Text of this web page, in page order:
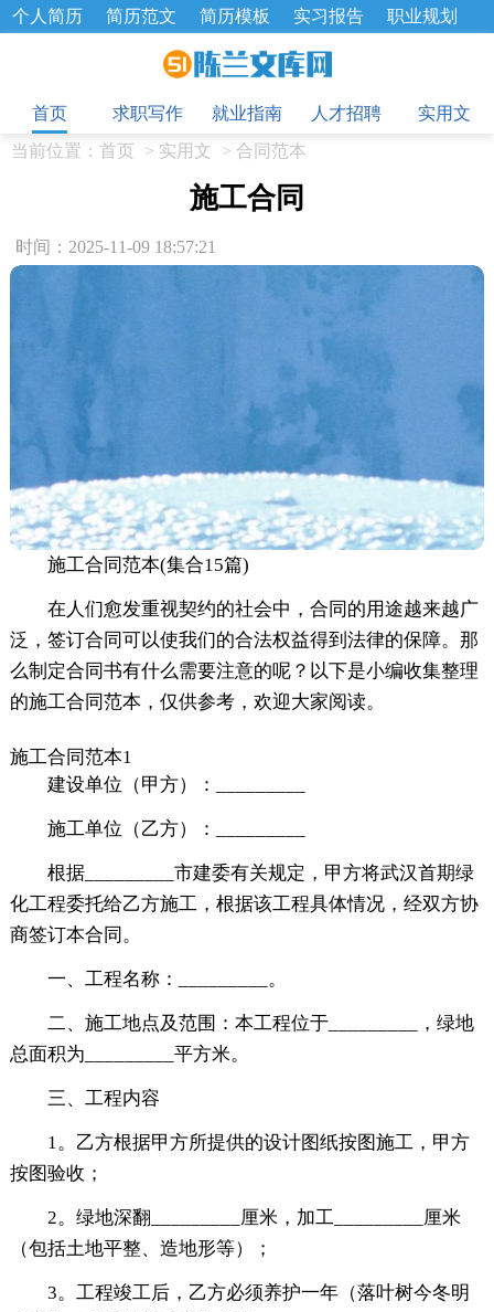
个人简历 简历范文 简历模板 实习报告
职业规划
招聘选拔 绩效考核 企业文化
工作总结
辞职报告
首页
求职写作 就业指南 人才招聘
实用文
当前位置： 首页 > 实用文 > 合同范本
施工合同
时间：2025-11-09 18:57:21
施工合同范本(集合15篇)
在人们愈发重视契约的社会中，合同的用途越来越广
泛，签订合同可以使我们的合法权益得到法律的保障。那
么制定合同书有什么需要注意的呢？以下是小编收集整理
的施工合同范本，仅供参考，欢迎大家阅读。
施工合同范本1
建设单位（甲方）：_________
施工单位（乙方）：_________
根据_________市建委有关规定，甲方将武汉首期绿
化工程委托给乙方施工，根据该工程具体情况，经双方协
商签订本合同。
一、工程名称：_________。
二、施工地点及范围：本工程位于_________，绿地
总面积为_________平方米。
三、工程内容
1。乙方根据甲方所提供的设计图纸按图施工，甲方
按图验收；
2。绿地深翻_________厘米，加工_________厘米
（包括土地平整、造地形等）；
3。工程竣工后，乙方必须养护一年（落叶树今冬明